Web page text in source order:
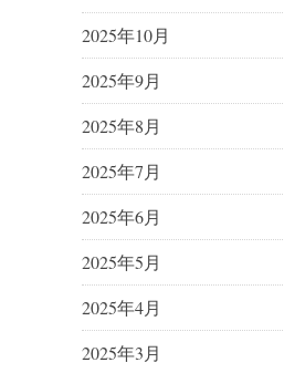
2025年10月
2025年9月
2025年8月
2025年7月
2025年6月
2025年5月
2025年4月
2025年3月